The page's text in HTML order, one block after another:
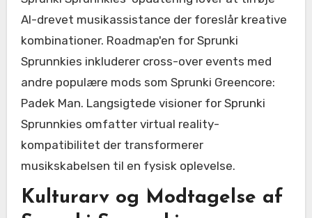
AI-drevet musikassistance der foreslår kreative
kombinationer. Roadmap'en for Sprunki
Sprunnkies inkluderer cross-over events med
andre populære mods som Sprunki Greencore:
Padek Man. Langsigtede visioner for Sprunki
Sprunnkies omfatter virtual reality-
kompatibilitet der transformerer
musikskabelsen til en fysisk oplevelse.
Kulturarv og Modtagelse af